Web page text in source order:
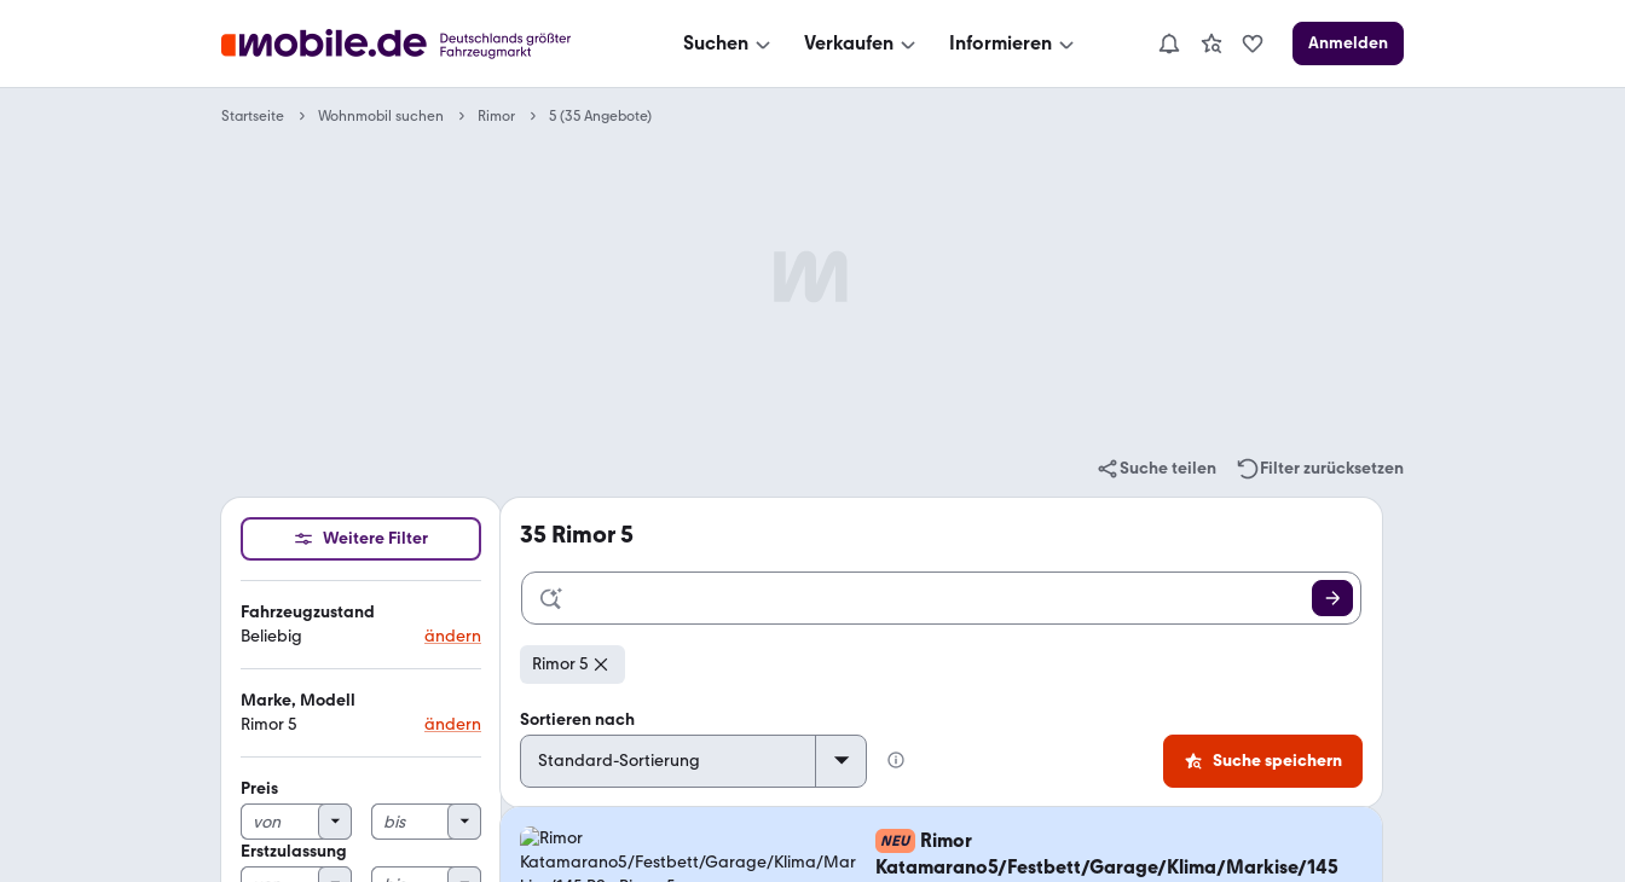
Suchen Verkaufen Informieren Anmelden
Startseite Wohnmobil suchen Rimor 5 (35 Angebote)
Suche teilen Filter zurücksetzen
Weitere Filter
Fahrzeugzustand
Beliebig
ändern
Marke, Modell
Rimor 5
ändern
Preis
Erstzulassung
35 Rimor 5
Rimor 5
Sortieren nach
Suche speichern
NEU
Rimor
Katamarano5/Festbett/Garage/Klima/Markise/145